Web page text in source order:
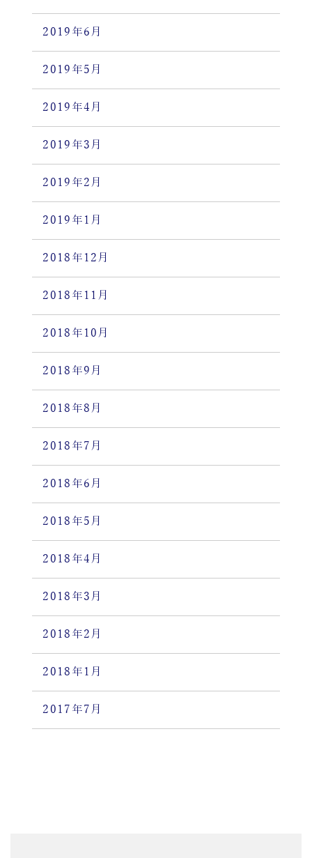
2019年6月
2019年5月
2019年4月
2019年3月
2019年2月
2019年1月
2018年12月
2018年11月
2018年10月
2018年9月
2018年8月
2018年7月
2018年6月
2018年5月
2018年4月
2018年3月
2018年2月
2018年1月
2017年7月